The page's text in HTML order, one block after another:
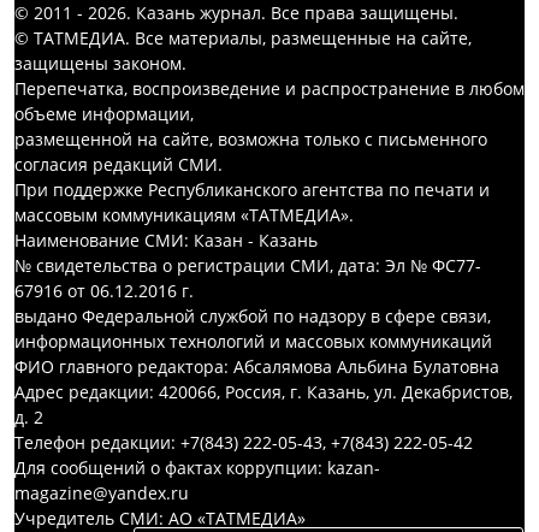
© 2011 - 2026. Казань журнал. Все права защищены.
© ТАТМЕДИА. Все материалы, размещенные на сайте,
защищены законом.
Перепечатка, воспроизведение и распространение в любом
объеме информации,
размещенной на сайте, возможна только с письменного
согласия редакций СМИ.
При поддержке Республиканского агентства по печати и
массовым коммуникациям «ТАТМЕДИА».
Наименование СМИ: Казан - Казань
№ свидетельства о регистрации СМИ, дата: Эл № ФС77-
67916 от 06.12.2016 г.
выдано Федеральной службой по надзору в сфере связи,
информационных технологий и массовых коммуникаций
ФИО главного редактора: Абсалямова Альбина Булатовна
Адрес редакции: 420066, Россия, г. Казань, ул. Декабристов,
д. 2
Телефон редакции: +7(843) 222-05-43, +7(843) 222-05-42
Для сообщений о фактах коррупции: kazan-
magazine@yandex.ru
Учредитель СМИ: АО «ТАТМЕДИА»